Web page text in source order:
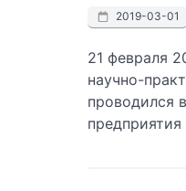
2019-03-01
21 февраля
научно-
проводился